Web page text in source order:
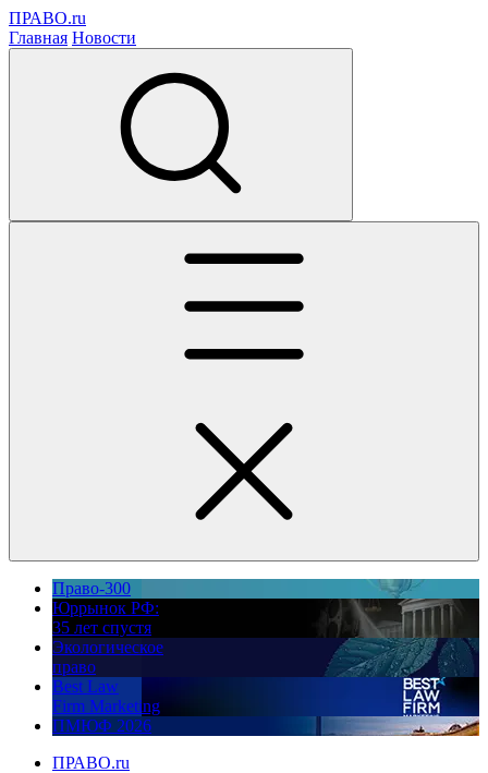
ПРАВО.ru
Главная Новости
Право-300
Юррынок РФ:
35 лет спустя
Экологическое
право
Best Law
Firm Marketing
ПМЮФ 2026
ПРАВО.ru